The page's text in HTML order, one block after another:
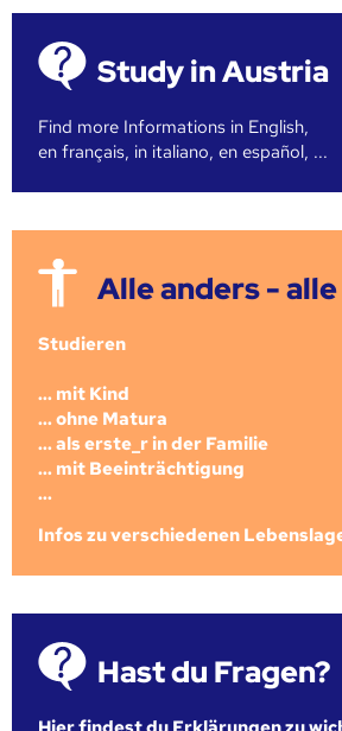
Study in Austria
Find more Informations in English,
en français, in italiano, en español, ...
Alle anders -
Studieren
... mit Kind
... ohne Matura
... als erste_r in der Familie
... mit Beeinträchtigung
...
Infos zu verschiedenen
Hast du Fragen?